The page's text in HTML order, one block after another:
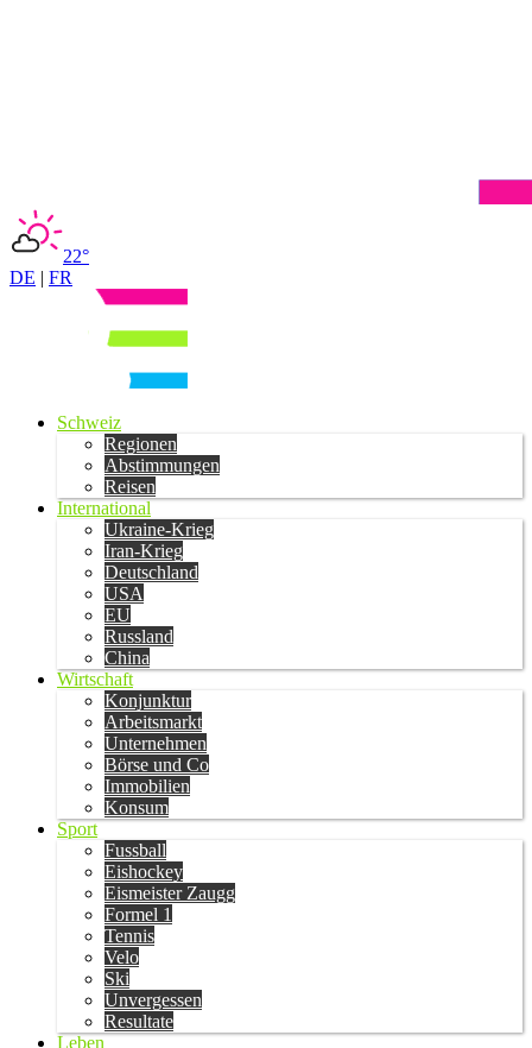
22°
DE | FR
Schweiz
Regionen
Abstimmungen
Reisen
International
Ukraine-Krieg
Iran-Krieg
Deutschland
USA
EU
Russland
China
Wirtschaft
Konjunktur
Arbeitsmarkt
Unternehmen
Börse und Co
Immobilien
Konsum
Sport
Fussball
Eishockey
Eismeister Zaugg
Formel 1
Tennis
Velo
Ski
Unvergessen
Resultate
Leben